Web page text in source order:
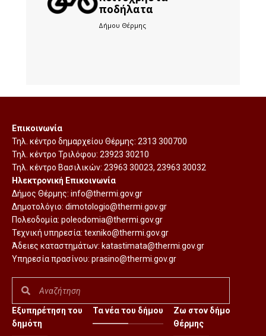
ποδήλατα
Δήμου Θέρμης
Επικοινωνία
Τηλ. κέντρο δημαρχείου Θέρμης: 2313 300700
Τηλ. κέντρο Τριλόφου: 23923 30210
Τηλ. κέντρο Βασιλικών: 23963 30023, 23963 30032
Ηλεκτρονική Επικοινωνία
Δήμος Θέρμης: info@thermi.gov.gr
Δημοτολόγιο: dimotologio@thermi.gov.gr
Πολεοδομία: poleodomia@thermi.gov.gr
Τεχνική υπηρεσία: texniko@thermi.gov.gr
Άδειες καταστημάτων: katastimata@thermi.gov.gr
Υπηρεσία πρασίνου: prasino@thermi.gov.gr
Εξυπηρέτηση του
δημότη
Τα νέα του δήμου
Ζω στον δήμο
Θέρμης